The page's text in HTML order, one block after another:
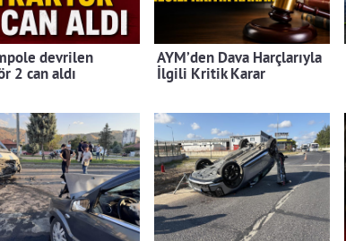
devrilen
2 can aldı
AYM’den Dava Harçlarıyla
İlgili Kritik Karar